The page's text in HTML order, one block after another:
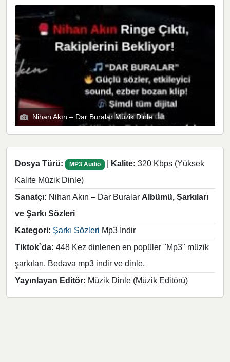
Nihan Akın – Dar Buralar Müzik Dinle
Dosya Türü: MP3 Audio | Kalite: 320 Kbps (Yüksek
Kalite Müzik Dinle)
Sanatçı: Nihan Akın – Dar Buralar Albümü, Şarkıları
ve Şarkı Sözleri
Kategori: Şarkı Sözleri Mp3 İndir
Tiktok`da: 448 Kez dinlenen en popüler "Mp3" müzik
şarkıları. Bedava mp3 indir ve dinle.
Yayınlayan Editör: Müzik Dinle (Müzik Editörü)